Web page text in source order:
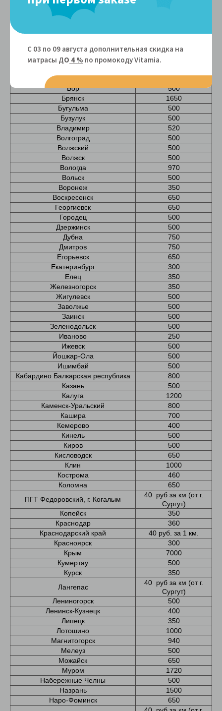
Балахна
500
Барнаул
Белгород
350
Белебей
Волоколамск
Бор
500
Брянск
1650
Бугульма
500
Бузулук
500
Владимир
520
Волгоград
500
Волжский
500
Волжск
500
Вологда
970
Вольск
500
Воронеж
350
Воскресенск
650
Георгиевск
650
Городец
500
Дзержинск
500
Дубна
750
Дмитров
750
Егорьевск
650
Екатеринбург
300
Елец
350
Железногорск
350
Жигулевск
500
Заволжье
500
Заинск
500
Зеленодольск
500
Иваново
250
Ижевск
500
Йошкар-Ола
500
Ишимбай
500
Кабардино Балкарская республика
800
Казань
500
Калуга
1200
Каменск-Уральский
800
Кашира
700
Кемерово
400
Кинель
500
Киров
500
Кисловодск
650
Клин
1000
Кострома
460
Коломна
650
ПГТ Федоровский, г. Когалым
40 руб за км (от г.
Сургут)
Копейск
350
Краснодар
360
Краснодарский край
40 руб. за 1 км.
Красноярск
300
Крым
7000
Кумертау
500
Курск
350
Лангепас
40 руб за км (от г.
Сургут)
Лениногорск
500
Ленинск-Кузнецк
400
Липецк
350
Лотошино
1000
Магнитогорск
940
Мелеуз
500
Можайск
650
Муром
1720
Набережные Челны
500
Назрань
1500
Наро-Фоминск
650
С 03 по 09 августа дополнительная скидка на
матрасы ДО 4 % по промокоду Vitamiа.